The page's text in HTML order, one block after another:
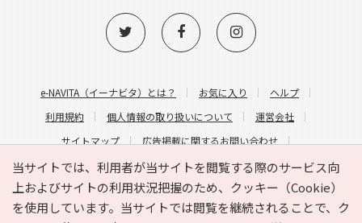
当サイトでは、利用者が当サイトを閲覧する際のサービス向
上およびサイトの利用状況把握のため、クッキー（Cookie）
を使用しています。当サイトでは閲覧を継続されることで、ク
e-NAVITA（イーナビタ）とは？ お気に入り
ヘルプ
利用規約
個人情報の取り扱いについて
運営会社
サイトマップ
広告掲載に関するお問い合わせ
サイトの内容に関するお問い合わせ